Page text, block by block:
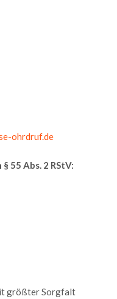
ohrdruf.de
55 Abs. 2 RStV:
größter Sorgfalt